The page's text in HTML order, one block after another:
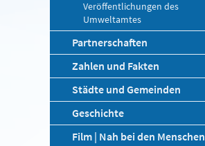
Veröffentlichungen des
Umweltamtes
Partnerschaften
Zahlen und Fakten
Städte und Gemeinden
Geschichte
Film | Nah bei den Menschen